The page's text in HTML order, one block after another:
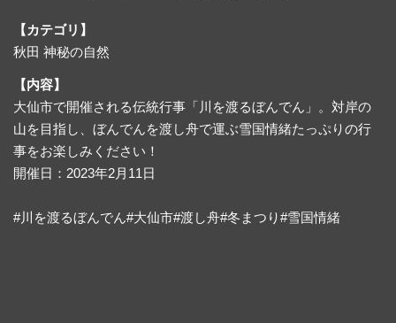
【カテゴリ】
秋田 神秘の自然
【内容】
大仙市で開催される伝統行事「川を渡るぼんでん」。対岸の
山を目指し、ぼんでんを渡し舟で運ぶ雪国情緒たっぷりの行
事をお楽しみください！
開催日：2023年2月11日
#川を渡るぼんでん#大仙市#渡し舟#冬まつり#雪国情緒